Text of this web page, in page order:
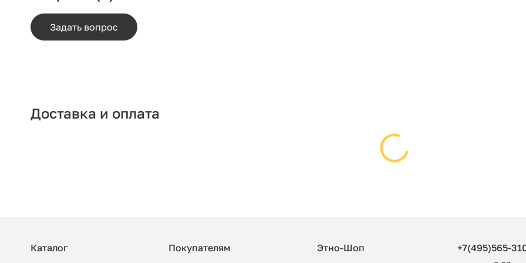
Задать вопрос
Доставка и оплата
Каталог Покупателям Этно-Шоп +7(495)565-